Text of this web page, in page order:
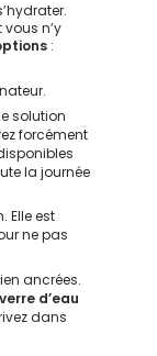
n’y
:
solution
forcément
la journée
Elle est
ne pas
ancrées.
verre d’eau
dans